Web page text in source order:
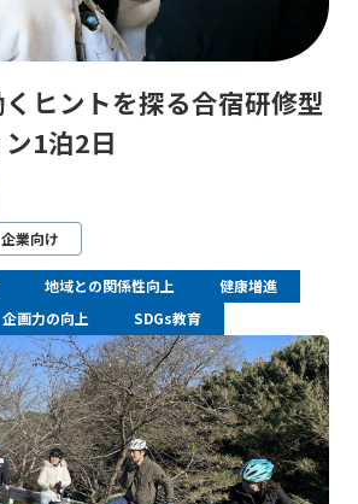
ヒントを探る合宿研修型
1泊2日
企業向け
地域との関係性向上
健康増進
企画力の向上 SDGs教育